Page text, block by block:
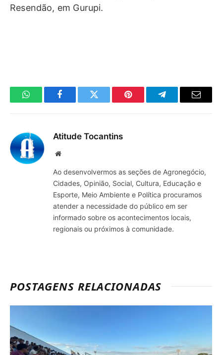
Resendão, em Gurupi.
WhatsAppFacebookTwitter Pinterest TelegramaE-
Atitude Tocantins
Site
Ao desenvolvermos as seções de Agronegócio,
Cidades, Opinião, Social, Cultura, Educação e
Esporte, Meio Ambiente e Política procuramos
atender a necessidade do público em ser
informado sobre os acontecimentos locais,
regionais ou próximos à comunidade.
POSTAGENS RELACIONADAS